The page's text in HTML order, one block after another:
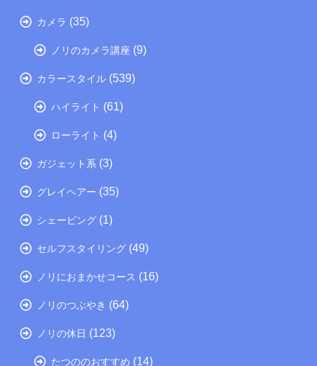
カメラ (35)
ノリのカメラ講座 (9)
カラースタイル (539)
ハイライト (61)
ローライト (4)
ガジェット系 (3)
グレイヘアー (35)
シェービング (1)
セルフスタイリング (49)
ノリにおまかせコース (16)
ノリのつぶやき (64)
ノリの休日 (123)
たつののおすすめ (14)